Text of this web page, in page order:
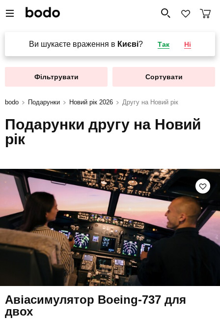
Ви шукаєте враження в Києві? Так Ні
Фільтрувати Сортувати
bodo Подарунки Новий рік 2026 Другу на Новий рік
Подарунки другу на Новий
рік
Авіасимулятор Boeing-737 для
двох